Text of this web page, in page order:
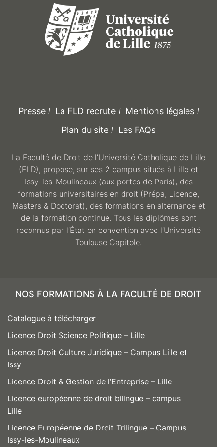
Presse La FLD recrute
Mentions légales
Plan du site
Les FAQs
La Faculté de Droit de l’Université Catholique de Lille
(FLD), propose, sur ses 2 campus situés à Lille et
Issy-les-Moulineaux (aux portes de Paris), des
formations universitaires en droit (Prépa, Licence,
Masters & Doctorat), des formations en alternance et
de la formation continue. Tous les diplômes sont
reconnus par l’État en convention avec l’Université
Toulouse Capitole.
NOS FORMATIONS À LA FACULTÉ DE DROIT
Catalogue à télécharger
Licence Droit Science Politique – Lille
Licence Droit Culture Juridique – Campus Lille et
Issy
Licence Droit & Gestion de l’Entreprise – Lille
Licence européenne de droit bilingue – campus
Lille
Licence Européenne de Droit Trilingue – Campus
Issy-les-Moulineaux